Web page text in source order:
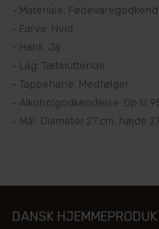
- Materiale:
- Farve: Hvid
- Hank: Ja
- Låg: Tætsluttende
- Tappehane: Medfølger
- Alkoholgodkendelse: Op til
- Mål: Diameter 27 cm; højde
DANSK